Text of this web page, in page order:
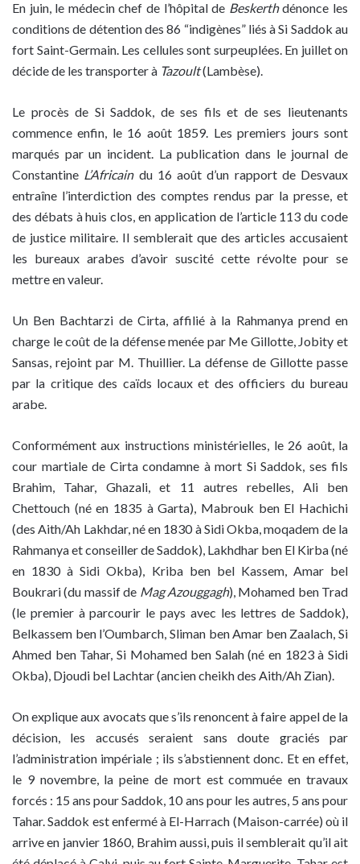
En juin, le médecin chef de l’hôpital de Beskerthdénonce les
conditions de détention des 86 “indigènes” liés à Si Saddok au
fort Saint-Germain. Les cellules sont surpeuplées. En juillet on
décide de les transporter à Tazoult(Lambèse).
Le procès de Si Saddok, de ses fils et de ses lieutenants
commence enfin, le 16 août 1859. Les premiers jours sont
marqués par un incident. La publication dans le journal de
Constantine L’Africain du 16 août d’un rapport de Desvaux
entraîne l’interdiction des comptes rendus par la presse, et
des débats à huis clos, en application de l’article 113 du code
de justice militaire. Il semblerait que des articles accusaient
les bureaux arabes d’avoir suscité cette révolte pour se
mettre en valeur.
Un Ben Bachtarzi de Cirta, affilié à la Rahmanya prend en
charge le coût de la défense menée par Me Gillotte, Jobity et
Sansas, rejoint par M. Thuillier. La défense de Gillotte passe
par la critique des caïds locaux et des officiers du bureau
arabe.
Conformément aux instructions ministérielles, le 26 août, la
cour martiale de Cirta condamne à mort Si Saddok, ses fils
Brahim, Tahar, Ghazali, et 11 autres rebelles, Ali ben
Chettouch (né en 1835 à Garta), Mabrouk ben El Hachichi
(des Aith/Ah Lakhdar, né en 1830 à Sidi Okba, moqadem de la
Rahmanya et conseiller de Saddok), Lakhdhar ben El Kirba (né
en 1830 à Sidi Okba), Kriba ben bel Kassem, Amar bel
Boukrari (du massif de Mag Azouggagh), Mohamed ben Trad
(le premier à parcourir le pays avec les lettres de Saddok),
Belkassem ben l’Oumbarch, Sliman ben Amar ben Zaalach, Si
Ahmed ben Tahar, Si Mohamed ben Salah (né en 1823 à Sidi
Okba), Djoudi bel Lachtar (ancien cheikh des Aith/Ah Zian).
On explique aux avocats que s’ils renoncent à faire appel de la
décision, les accusés seraient sans doute graciés par
l’administration impériale ; ils s’abstiennent donc. Et en effet,
le 9 novembre, la peine de mort est commuée en travaux
forcés : 15 ans pour Saddok, 10 ans pour les autres, 5 ans pour
Tahar. Saddok est enfermé à El-Harrach (Maison-carrée) où il
arrive en janvier 1860, Brahim aussi, puis il semblerait qu’il ait